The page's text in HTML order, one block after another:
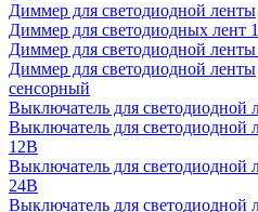
Диммер для светодиодной ленты
Диммер для светодиодных лент
Диммер для светодиодной
Диммер для светодиодной ленты
сенсорный
Выключатель для светодиодной
Выключатель для светодиодной
12В
Выключатель для светодиодной
24В
Выключатель для светодиодной